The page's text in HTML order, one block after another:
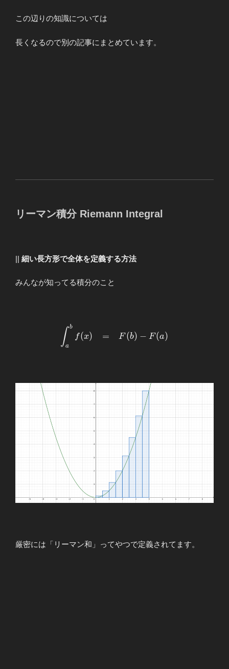
この辺りの知識については
長くなるので別の記事にまとめています。
リーマン積分 Riemann Integral
|| 細い長方形で全体を定義する方法
みんなが知ってる積分のこと
\begin{array}{llllll}
\displaystyle
\int_{a}^{b}f(x)&=&F(b)-
∫a
b
f(x) = F (b) − F (a)
厳密には「リーマン和」ってやつで定義されてます。